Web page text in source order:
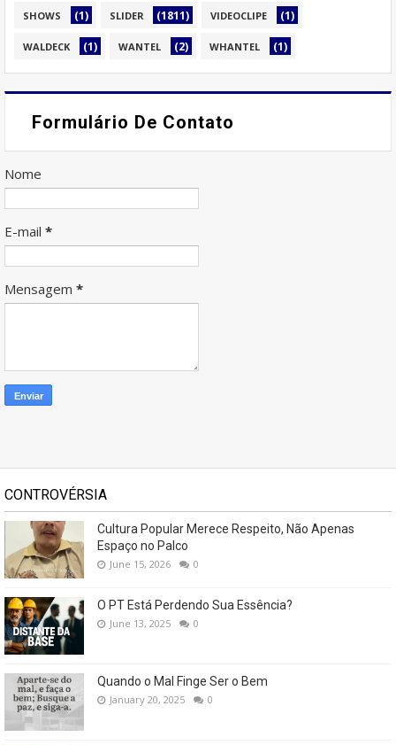
SHOWS (1) SLIDER (1811) VIDEOCLIPE (1)
WALDECK (1) WANTEL (2) WHANTEL (1)
Formulário De Contato
Nome
E-mail *
Mensagem *
CONTROVÉRSIA
Cultura Popular Merece Respeito, Não Apenas
Espaço no Palco
June 15, 2026 0
O PT Está Perdendo Sua Essência?
June 13, 2025 0
Quando o Mal Finge Ser o Bem
January 20, 2025 0